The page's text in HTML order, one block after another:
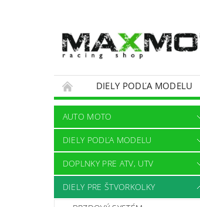
DIELY PODĽA MODELU
OBCHODNÉ PODMIENKY
AUTO MOTO
DIELY PODĽA MODELU
DOPLNKY PRE ATV, UTV
DIELY PRE ŠTVORKOLKY